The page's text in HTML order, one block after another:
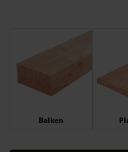
Druk om carrousel over te
Balken